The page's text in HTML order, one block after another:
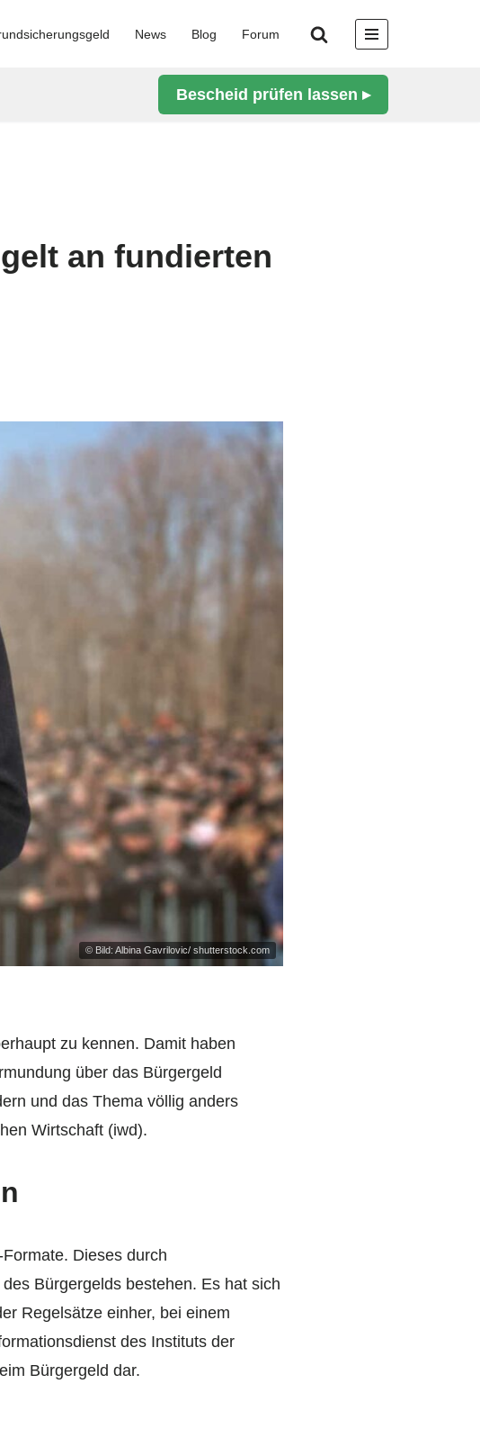
News Blog Forum
Bescheid prüfen lassen ▸
an fundierten
© Bild: Albina Gavrilovic/ shutterstock.com
zu kennen. Damit haben
über das Bürgergeld
und das Thema völlig anders
Wirtschaft (iwd).
Dieses durch
Bürgergelds bestehen. Es hat sich
Regelsätze einher, bei einem
des Instituts der
Bürgergeld dar.